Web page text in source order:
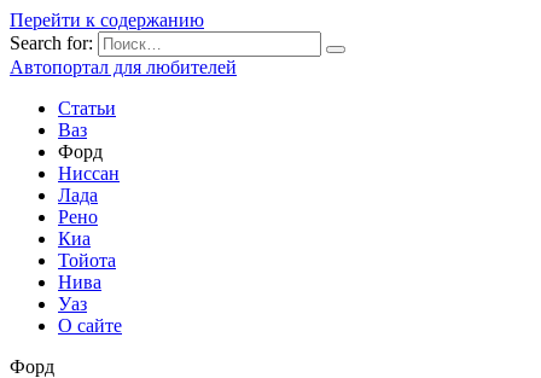
Перейти к содержанию
Search for:
Автопортал для любителей
Статьи
Ваз
Форд
Ниссан
Лада
Рено
Киа
Тойота
Нива
Уаз
О сайте
Форд